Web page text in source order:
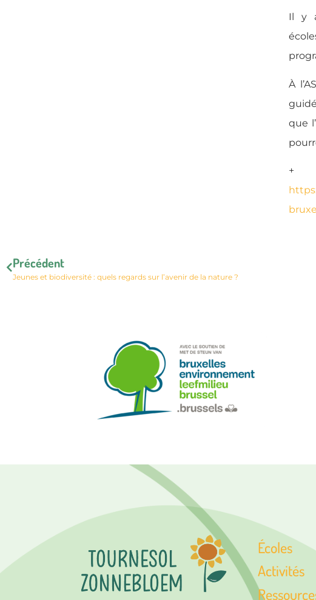
Il y
À
que
+
Précédent
Jeunes et biodiversité : quels regards sur l’avenir de la nature ?
Écoles
Activités